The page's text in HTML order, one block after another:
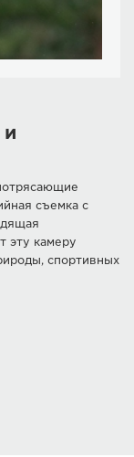
и
съемка с
эту камеру
спортивных